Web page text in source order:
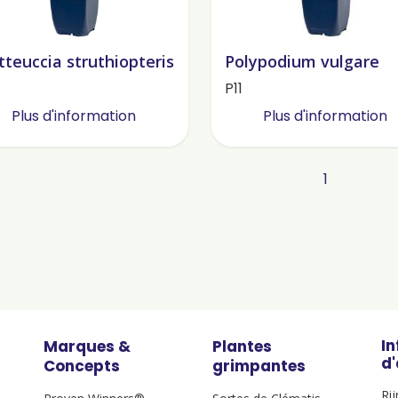
struthiopteris
Plus d'information
Polypodium vulgare
P11
Plus d'information
1
Marques &
Concepts
Plantes
grimpantes